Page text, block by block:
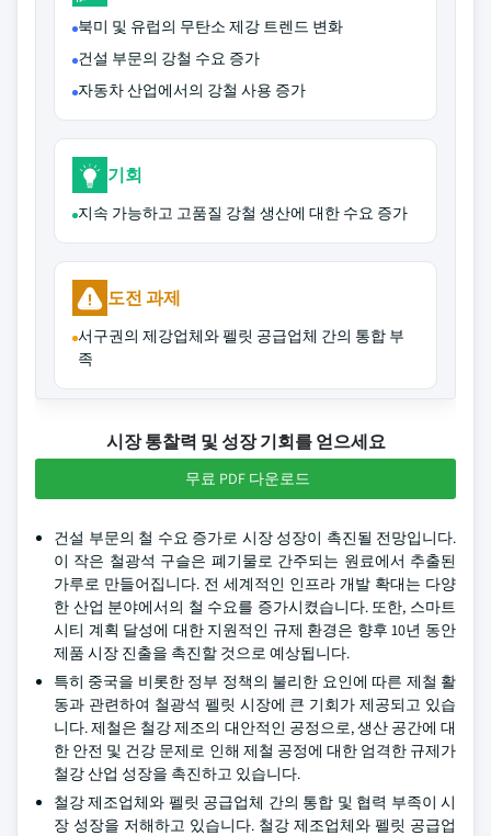
북미 및 유럽의 무탄소 제강 트렌드 변화
건설 부문의 강철 수요 증가
자동차 산업에서의 강철 사용 증가
기회
지속 가능하고 고품질 강철 생산에 대한 수요 증가
도전 과제
서구권의 제강업체와 펠릿 공급업체 간의 통합 부
족
시장 통찰력 및 성장 기회를 얻으세요
무료 PDF 다운로드
건설 부문의 철 수요 증가로 시장 성장이 촉진될 전망입니다.
이 작은 철광석 구슬은 폐기물로 간주되는 원료에서 추출된
가루로 만들어집니다. 전 세계적인 인프라 개발 확대는 다양
한 산업 분야에서의 철 수요를 증가시켰습니다. 또한, 스마트
시티 계획 달성에 대한 지원적인 규제 환경은 향후 10년 동안
제품 시장 진출을 촉진할 것으로 예상됩니다.
특히 중국을 비롯한 정부 정책의 불리한 요인에 따른 제철 활
동과 관련하여 철광석 펠릿 시장에 큰 기회가 제공되고 있습
니다. 제철은 철강 제조의 대안적인 공정으로, 생산 공간에 대
한 안전 및 건강 문제로 인해 제철 공정에 대한 엄격한 규제가
철강 산업 성장을 촉진하고 있습니다.
철강 제조업체와 펠릿 공급업체 간의 통합 및 협력 부족이 시
장 성장을 저해하고 있습니다. 철강 제조업체와 펠릿 공급업